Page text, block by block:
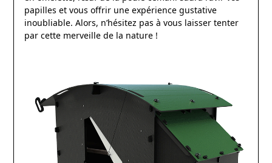
papilles et vous offrir une expérience gustative
inoubliable. Alors, n’hésitez pas à vous laisser tenter
par cette merveille de la nature !